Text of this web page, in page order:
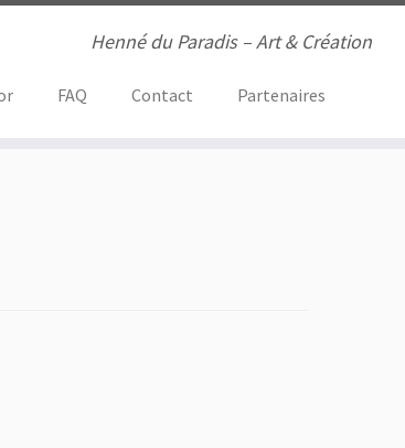
Henné du Paradis – Art & Création
FAQ Contact Partenaires